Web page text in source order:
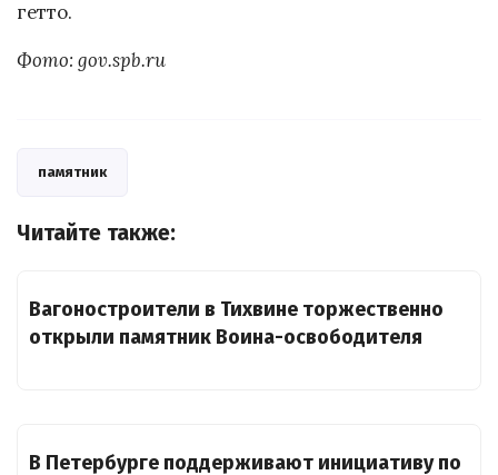
гетто.
Фото: gov.spb.ru
памятник
Читайте также:
Вагоностроители в Тихвине торжественно
открыли памятник Воина-освободителя
В Петербурге поддерживают инициативу по